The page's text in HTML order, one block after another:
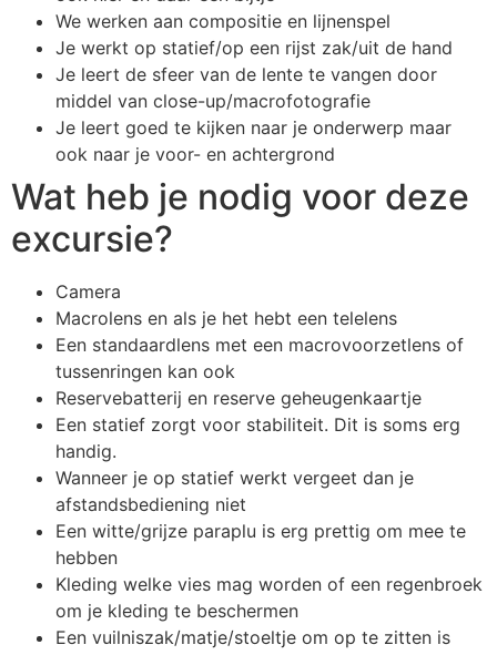
We werken aan compositie en lijnenspel
Je werkt op statief/op een rijst zak/uit de hand
Je leert de sfeer van de lente te vangen door
middel van close-up/macrofotografie
Je leert goed te kijken naar je onderwerp maar
ook naar je voor- en achtergrond
Wat heb je nodig voor deze
excursie?
Camera
Macrolens en als je het hebt een telelens
Een standaardlens met een macrovoorzetlens of
tussenringen kan ook
Reservebatterij en reserve geheugenkaartje
Een statief zorgt voor stabiliteit. Dit is soms erg
handig.
Wanneer je op statief werkt vergeet dan je
afstandsbediening niet
Een witte/grijze paraplu is erg prettig om mee te
hebben
Kleding welke vies mag worden of een regenbroek
om je kleding te beschermen
Een vuilniszak/matje/stoeltje om op te zitten is